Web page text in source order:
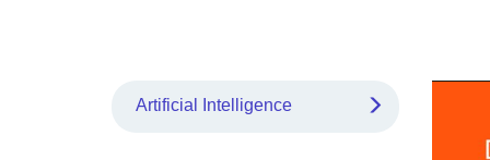
Artificial Intelligence